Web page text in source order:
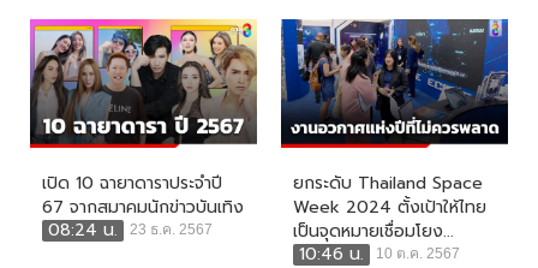
เปิด 10 ฉายาดาราประจำปี
67 จากสมาคมนักข่าวบันเทิง
08:24 น.
23 ธ.ค. 2567
ยกระดับ Thailand Space
Week 2024 ตั้งเป้าให้ไทย
เป็นจุดหมายเชื่อมโยง...
10:46 น.
10 ต.ค. 2567